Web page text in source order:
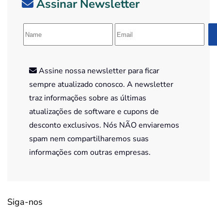
Assinar Newsletter
Assine nossa newsletter para ficar
sempre atualizado conosco. A newsletter
traz informações sobre as últimas
atualizações de software e cupons de
desconto exclusivos. Nós NÃO enviaremos
spam nem compartilharemos suas
informações com outras empresas.
Siga-nos